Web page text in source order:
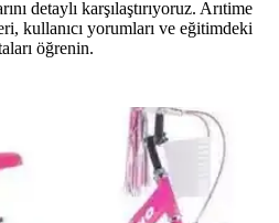
detaylı karşılaştırıyoruz. Arıtime
kullanıcı yorumları ve eğitimdeki
öğrenin.